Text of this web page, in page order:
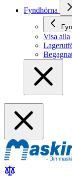
Fyndhörna
Visa alla